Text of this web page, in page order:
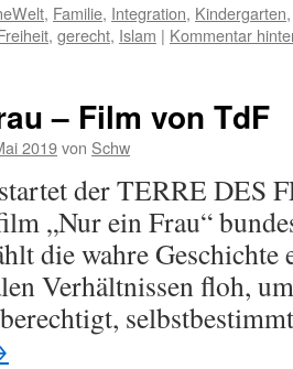
, Familie, Integration, Kindergarten
, gerecht, Islam | Kommentar
– Film von TdF
2019von Schw
der TERRE DES
„Nur ein Frau“
die wahre Geschichte
Verhältnissen floh,